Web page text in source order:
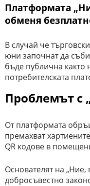
Платформата
обменя
В случай че
юни започнат да
бъде публична както
потребителската
Проблемът с
От платформата
премахват
QR кодове в
Основателят на
добросъвестно